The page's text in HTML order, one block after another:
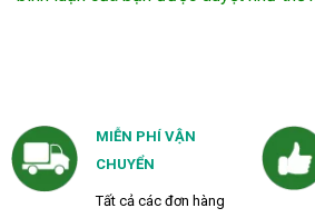
MIỄN PHÍ VẬN
CHUYỂN
Tất cả các đơn hàng